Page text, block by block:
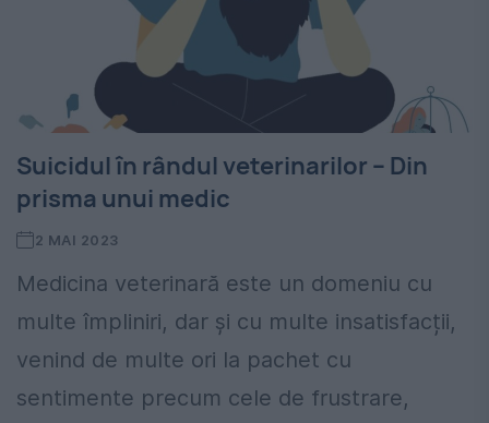
Suicidul în rândul veterinarilor – Din
prisma unui medic
2 MAI 2023
Medicina veterinară este un domeniu cu
multe împliniri, dar și cu multe insatisfacții,
venind de multe ori la pachet cu
sentimente precum cele de frustrare,